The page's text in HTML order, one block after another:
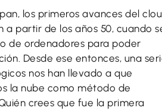
los primeros avances del
a partir de los años 50, cuando
de ordenadores para poder
Desde ese entonces, una
nos han llevado a que
la nube como método de
crees que fue la primera